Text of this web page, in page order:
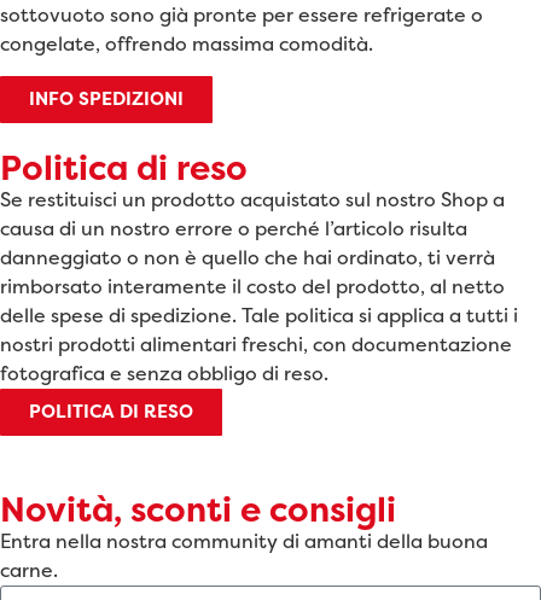
sottovuoto sono già pronte per essere refrigerate o
congelate, offrendo massima comodità.
INFO SPEDIZIONI
Politica di reso
Se restituisci un prodotto acquistato sul nostro Shop a
causa di un nostro errore o perché l’articolo risulta
danneggiato o non è quello che hai ordinato, ti verrà
rimborsato interamente il costo del prodotto, al netto
delle spese di spedizione. Tale politica si applica a tutti i
nostri prodotti alimentari freschi, con documentazione
fotografica e senza obbligo di reso.
POLITICA DI RESO
Novità, sconti e consigli
Entra nella nostra community di amanti della buona
carne.